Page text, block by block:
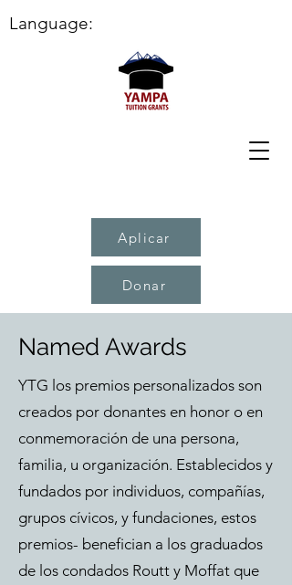
Aplicar
Donar
Language:
Named Awards
YTG los premios personalizados son
creados por donantes en honor o en
conmemoración de una persona,
familia, u organización. Establecidos y
fundados por individuos, compañías,
grupos cívicos, y fundaciones, estos
premios- benefician a los graduados
de los condados Routt y Moffat que